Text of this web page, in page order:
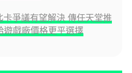
爭議有望解決 傳任天堂推
遊戲廠價格更平選擇